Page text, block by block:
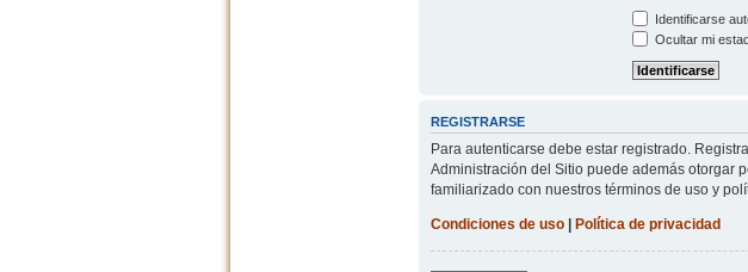
Identificarse
Ocultar mi
REGISTRARSE
Para autenticarse debe estar registrado.
Administración del Sitio puede además otorgar
familiarizado con nuestros términos de uso y
Condiciones de uso| Política de privacidad